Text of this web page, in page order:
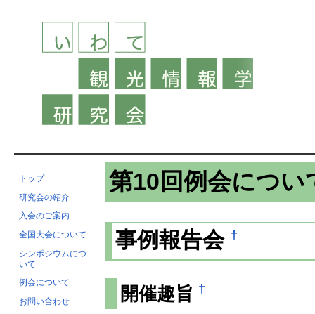
トップ
研究会の紹介
入会のご案内
全国大会について
シンポジウムにつ
いて
例会について
お問い合わせ
第10回例会につ
事例報告会 †
開催趣旨 †